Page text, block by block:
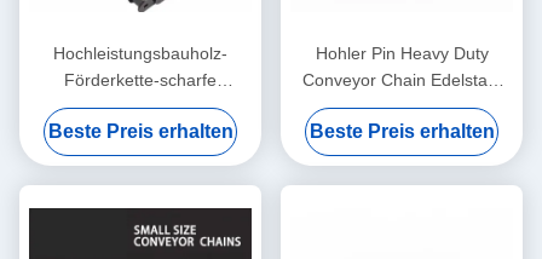
Hochleistungsbauholz-
Förderkette-scharfe
Spitzenrollen-Kette P80
P80F3
Beste Preis erhalten
Hohler Pin Heavy Duty
Conveyor Chain Edelstahl
Soem-ODM HP
Beste Preis erhalten